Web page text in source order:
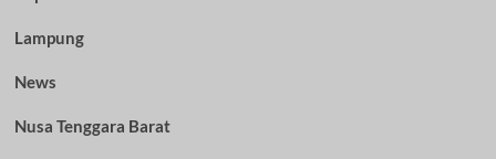
Lampung
News
Nusa Tenggara Barat